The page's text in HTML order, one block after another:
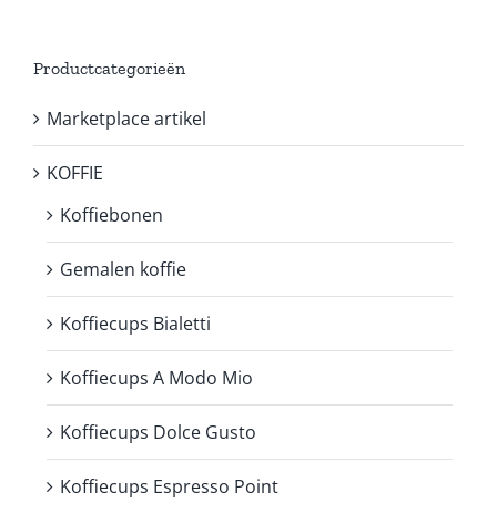
Productcategorieën
Marketplace artikel
KOFFIE
Koffiebonen
Gemalen koffie
Koffiecups Bialetti
Koffiecups A Modo Mio
Koffiecups Dolce Gusto
Koffiecups Espresso Point